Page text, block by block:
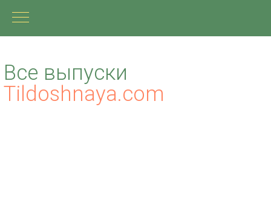
Все выпуски
Tildoshnaya.com